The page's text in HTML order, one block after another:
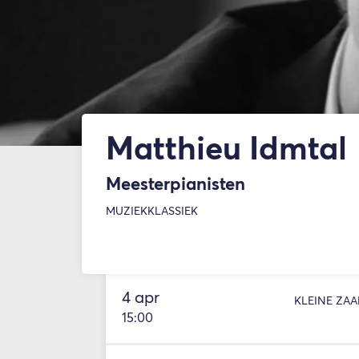
Matthieu Idmtal
Meesterpianisten
MUZIEKKLASSIEK
4 apr
15:00
KLEINE